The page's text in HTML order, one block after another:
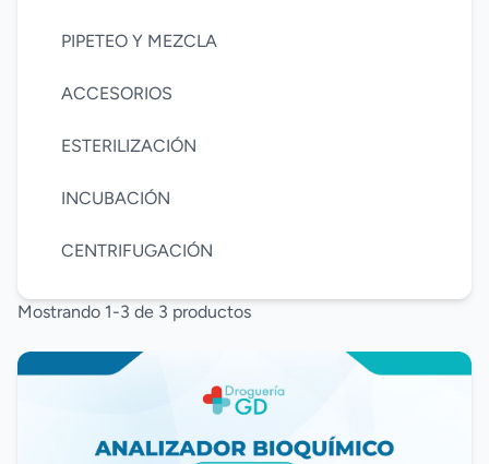
PIPETEO Y MEZCLA
ACCESORIOS
ESTERILIZACIÓN
INCUBACIÓN
CENTRIFUGACIÓN
Mostrando 1-3 de 3 productos